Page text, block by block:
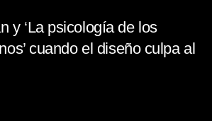
y ‘La psicología de los
cuando el diseño culpa al